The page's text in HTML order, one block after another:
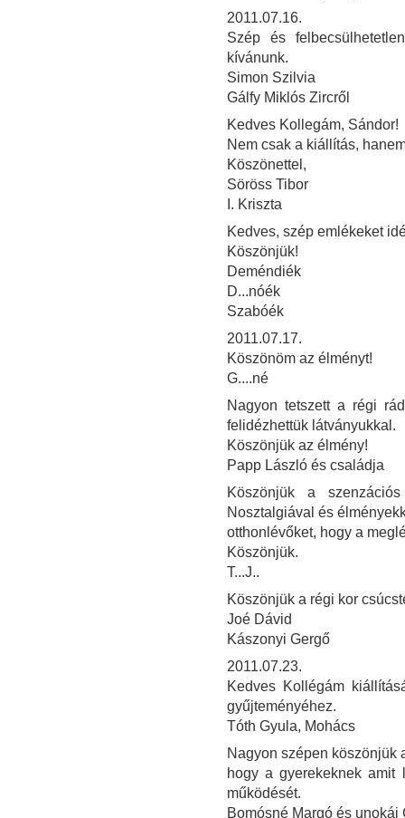
2011.07.16.
Szép és
kívánunk.
Simon Szilvia
Gálfy Miklós Zircről
Kedves Kollegám, Sándor!
Nem csak a kiállítás,
Köszönettel,
Söröss Tibor
I. Kriszta
Kedves, szép emlékeket
Köszönjük!
Deméndiék
D...nóék
Szabóék
2011.07.17.
Köszönöm az élményt!
G....né
Nagyon tetszett a régi
felidézhettük látványukkal.
Köszönjük az élmény!
Papp László és családja
Köszönjük a
Nosztalgiával és
otthonlévőket, hogy a
Köszönjük.
T...J..
Köszönjük a régi kor
Joé Dávid
Kászonyi Gergő
2011.07.23.
Kedves Kollégám
gyűjteményéhez.
Tóth Gyula, Mohács
Nagyon szépen köszönjük
hogy a gyerekeknek amit
működését.
Bomósné Margó és